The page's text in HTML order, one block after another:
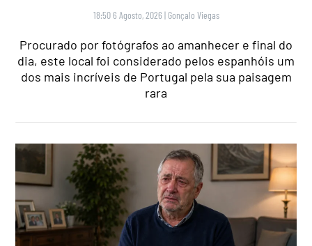
18:50 6 Agosto, 2026 | Gonçalo Viegas
Procurado por fotógrafos ao amanhecer e final do
dia, este local foi considerado pelos espanhóis um
dos mais incríveis de Portugal pela sua paisagem
rara